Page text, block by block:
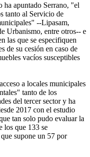
ha apuntado Serrano, "el
tanto al Servicio de
--Lipasam,
Urbanismo, entre otros-- e
las que se especifiquen
de su cesión en caso de
vacíos susceptibles
a locales municipales
tanto de los
del tercer sector y ha
2017 con el estudio
tan solo pudo evaluar la
los que 133 se
supone un 57 por